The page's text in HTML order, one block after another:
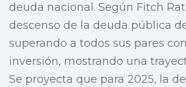
deuda nacional. Según Fitch
descenso de la deuda pública
superando a todos sus pares
inversión, mostrando una
Se proyecta que para 2025, la